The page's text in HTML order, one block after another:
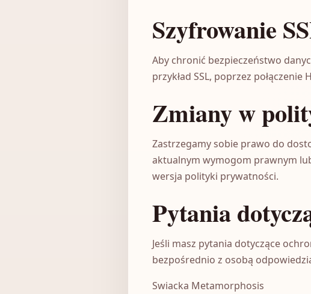
Szyfrowanie
Aby chronić bezpieczeństwo
przykład SSL, poprzez połączenie
Zmiany w
Zastrzegamy sobie prawo do
aktualnym wymogom prawnym
wersja polityki prywatności.
Pytania
Jeśli masz pytania dotyczące
bezpośrednio z osobą
Swiacka Metamorphosis